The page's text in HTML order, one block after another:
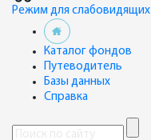
Режим для слабовидящих
Каталог фондов
Путеводитель
Базы данных
Справка